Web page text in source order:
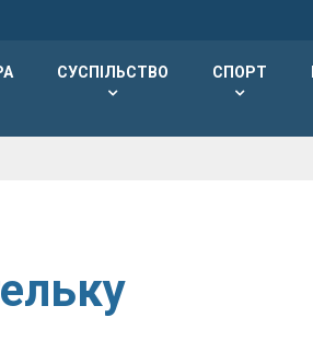
СУСПІЛЬСТВО СПОРТ